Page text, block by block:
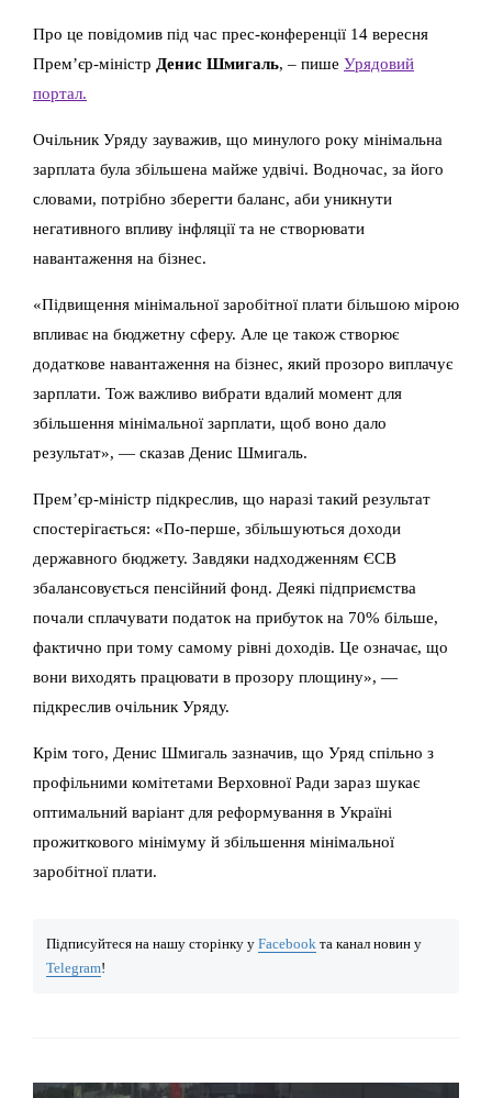
Про це повідомив під час прес-конференції 14 вересня
Прем’єр-міністр Денис Шмигаль, – пише Урядовий
портал.
Очільник Уряду зауважив, що минулого року мінімальна
зарплата була збільшена майже удвічі. Водночас, за його
словами, потрібно зберегти баланс, аби уникнути
негативного впливу інфляції та не створювати
навантаження на бізнес.
«Підвищення мінімальної заробітної плати більшою мірою
впливає на бюджетну сферу. Але це також створює
додаткове навантаження на бізнес, який прозоро виплачує
зарплати. Тож важливо вибрати вдалий момент для
збільшення мінімальної зарплати, щоб воно дало
результат», — сказав Денис Шмигаль.
Прем’єр-міністр підкреслив, що наразі такий результат
спостерігається: «По-перше, збільшуються доходи
державного бюджету. Завдяки надходженням ЄСВ
збалансовується пенсійний фонд. Деякі підприємства
почали сплачувати податок на прибуток на 70% більше,
фактично при тому самому рівні доходів. Це означає, що
вони виходять працювати в прозору площину», —
підкреслив очільник Уряду.
Крім того, Денис Шмигаль зазначив, що Уряд спільно з
профільними комітетами Верховної Ради зараз шукає
оптимальний варіант для реформування в Україні
прожиткового мінімуму й збільшення мінімальної
заробітної плати.
Підписуйтеся на нашу сторінку у Facebook та канал новин у
Telegram!